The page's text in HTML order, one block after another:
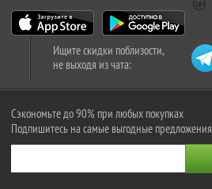
Ищите скидки поблизости,
не выходя из чата:
Сэкономьте до 90% при любых покупках
Подпишитесь на самые выгодные предложения